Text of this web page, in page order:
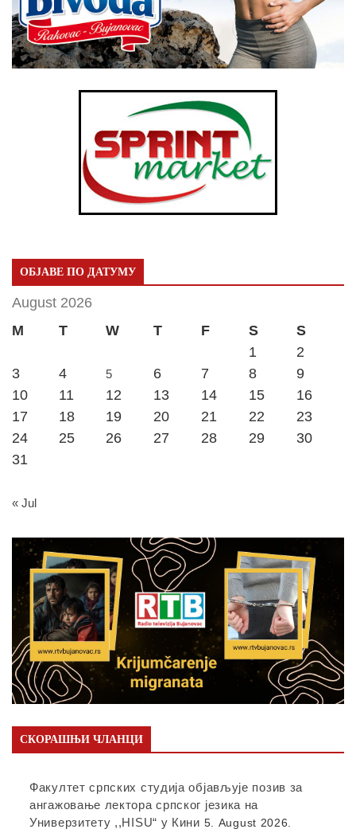
ОБЈАВЕ ПО ДАТУМУ
August 2026
M
T W T F S
S
1
2
3
4 5 6 7 8
9
10
11 12 13 14 15
16
17
18 19 20 21 22
23
24
25 26 27 28 29
30
31
« Jul
СКОРАШЊИ ЧЛАНЦИ
Факултет српских студија објављује позив за
ангажовање лектора српског језика на
Универзитету ,,HISU“ у Кини 5. August 2026.